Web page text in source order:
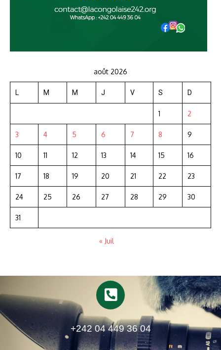
août 2026
L M M J V S D
1 2
3 4 5 6 7 8 9
10 11 12 13 14 15 16
17 18 19 20 21 22 23
24 25 26 27 28 29 30
31
« Juil
+242 04 449 36 04